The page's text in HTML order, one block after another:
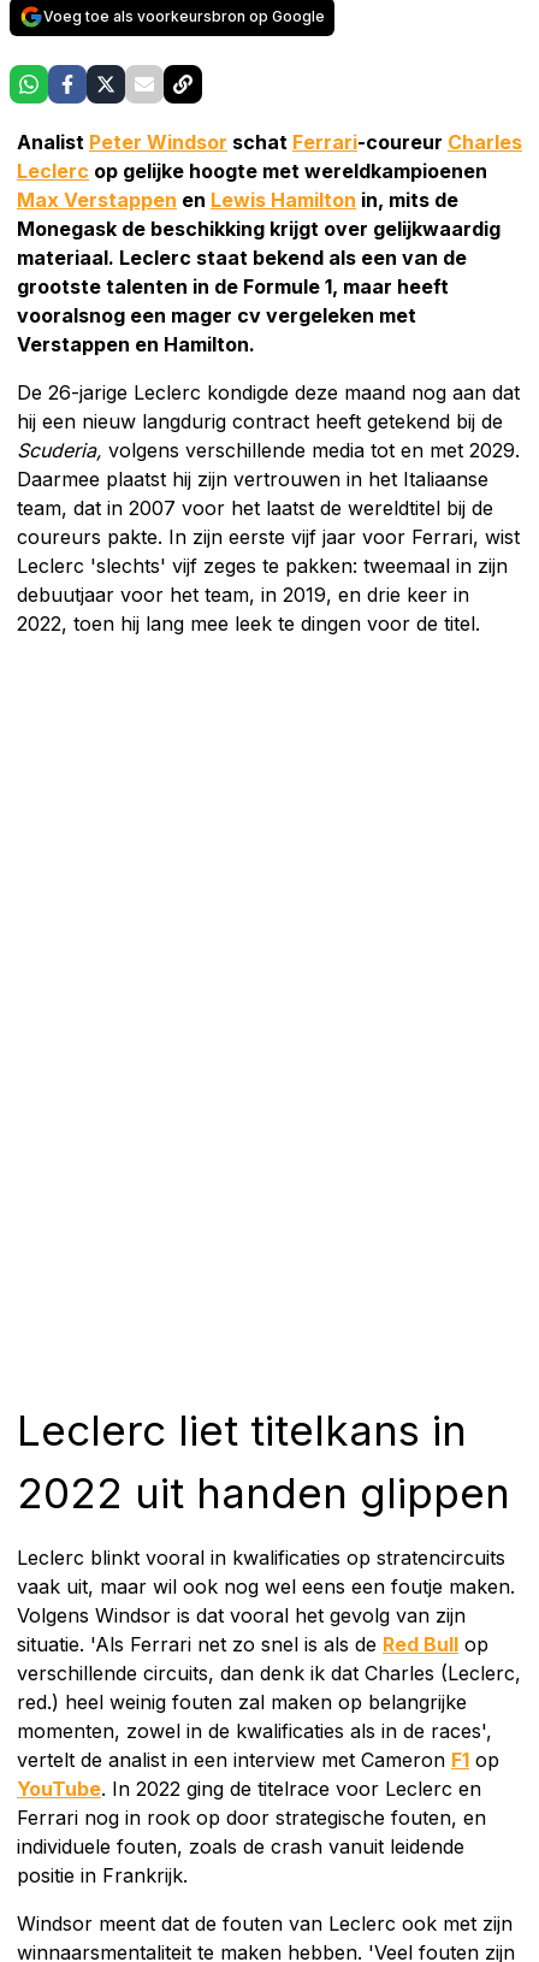
Voeg toe als voorkeursbron op Google
Analist Peter Windsor schat Ferrari-coureur Charles
Leclerc op gelijke hoogte met wereldkampioenen
Max Verstappen en Lewis Hamilton in, mits de
Monegask de beschikking krijgt over gelijkwaardig
materiaal. Leclerc staat bekend als een van de
grootste talenten in de Formule 1, maar heeft
vooralsnog een mager cv vergeleken met
Verstappen en Hamilton.
De 26-jarige Leclerc kondigde deze maand nog aan dat
hij een nieuw langdurig contract heeft getekend bij de
Scuderia, volgens verschillende media tot en met 2029.
Daarmee plaatst hij zijn vertrouwen in het Italiaanse
team, dat in 2007 voor het laatst de wereldtitel bij de
coureurs pakte. In zijn eerste vijf jaar voor Ferrari, wist
Leclerc 'slechts' vijf zeges te pakken: tweemaal in zijn
debuutjaar voor het team, in 2019, en drie keer in
2022, toen hij lang mee leek te dingen voor de titel.
Leclerc liet titelkans in
2022 uit handen glippen
Leclerc blinkt vooral in kwalificaties op stratencircuits
vaak uit, maar wil ook nog wel eens een foutje maken.
Volgens Windsor is dat vooral het gevolg van zijn
situatie. 'Als Ferrari net zo snel is als de Red Bull op
verschillende circuits, dan denk ik dat Charles (Leclerc,
red.) heel weinig fouten zal maken op belangrijke
momenten, zowel in de kwalificaties als in de races',
vertelt de analist in een interview met Cameron F1 op
YouTube. In 2022 ging de titelrace voor Leclerc en
Ferrari nog in rook op door strategische fouten, en
individuele fouten, zoals de crash vanuit leidende
positie in Frankrijk.
Windsor meent dat de fouten van Leclerc ook met zijn
winnaarsmentaliteit te maken hebben. 'Veel fouten zijn